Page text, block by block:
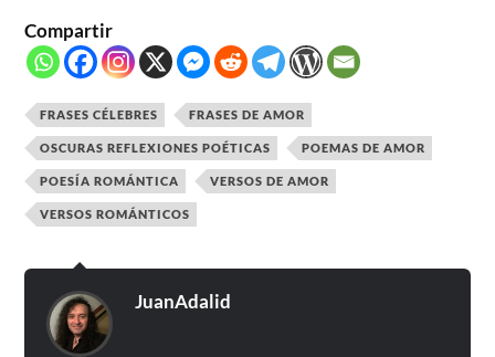
Compartir
FRASES CÉLEBRES FRASES DE AMOR
OSCURAS REFLEXIONES POÉTICAS POEMAS DE AMOR
POESÍA ROMÁNTICA VERSOS DE AMOR
VERSOS ROMÁNTICOS
JuanAdalid